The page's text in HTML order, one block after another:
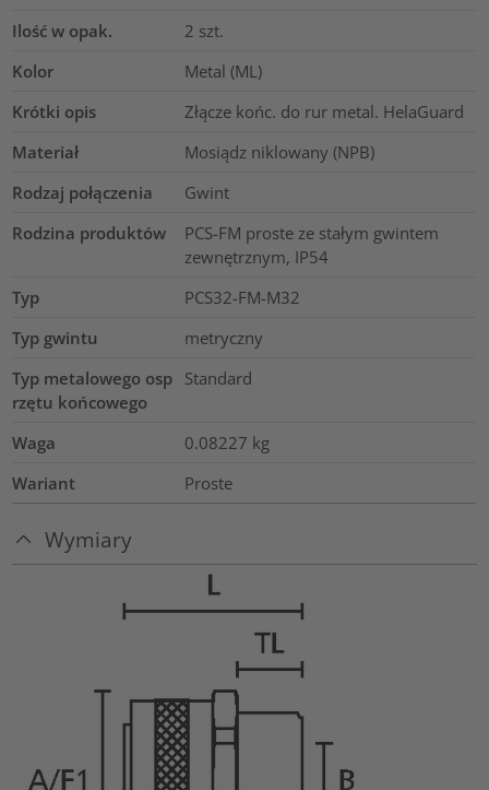
Ilość w opak.
2 szt.
Kolor
Metal (ML)
Krótki opis
Złącze końc. do rur metal. HelaGuard
Materiał
Mosiądz niklowany (NPB)
Rodzaj połączenia
Gwint
Rodzina produktów
PCS-FM proste ze stałym gwintem
zewnętrznym, IP54
Typ
PCS32-FM-M32
Typ gwintu
metryczny
Typ metalowego osp
rzętu końcowego
Standard
Waga 0.08227 kg
Wariant
Proste
Wymiary